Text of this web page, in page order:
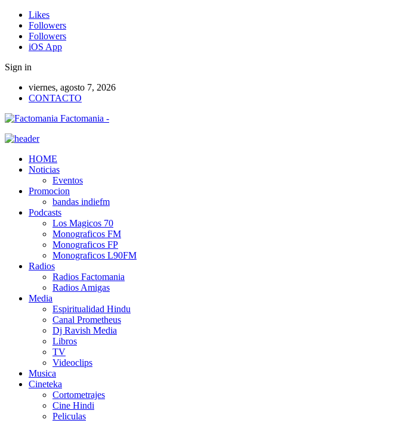
Likes
Followers
Followers
iOS App
Sign in
viernes, agosto 7, 2026
CONTACTO
Factomania -
HOME
Noticias
Eventos
Promocion
bandas indiefm
Podcasts
Los Magicos 70
Monograficos FM
Monograficos FP
Monograficos L90FM
Radios
Radios Factomania
Radios Amigas
Media
Espiritualidad Hindu
Canal Prometheus
Dj Ravish Media
Libros
TV
Videoclips
Musica
Cineteka
Cortometrajes
Cine Hindi
Peliculas